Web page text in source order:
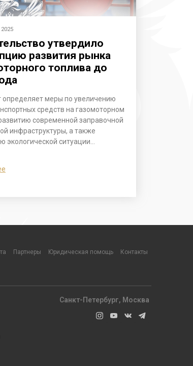
утвердило
развития рынка
топлива до
определяет меры по увеличению
средств на газомоторном
современной заправочной
инфраструктуры, а также
экологической ситуации…
Партнеры Юридическая помощь Контакты
Санкт-Петербург, Москва